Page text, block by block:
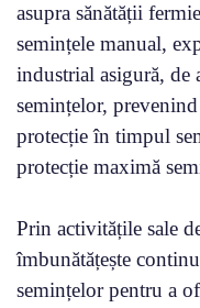
asupra sănătății
semințele manual,
industrial asigură, de
semințelor,
protecție în timpul
protecție maximă
Prin activitățile sale
îmbunătățește
semințelor pentru a